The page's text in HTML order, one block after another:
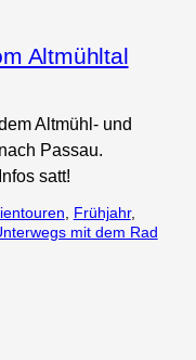
Altmühltal
Altmühl- und
Passau.
satt!
Frühjahr
mit dem Rad